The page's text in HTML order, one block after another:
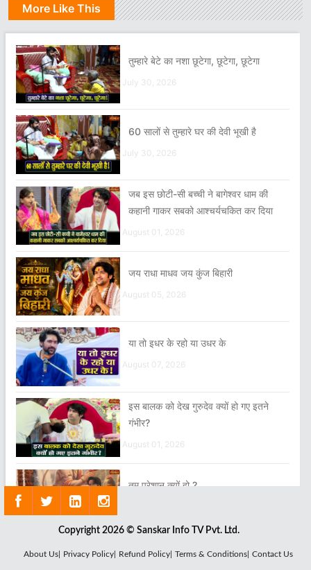
More Like This
तुम्हारे बेटे का नशा छूटेगा, छूटेगा, छूटेगा
July 30, 2026
60 सालों से तुम्हारे घर की देवी भूखी है
July 30, 2026
जब इस छोटी-सी बच्ची ने बागेश्वर धाम की
कहानी गाकर सबको आश्चर्यचकित कर दिया
August 01, 2026
जय राधा माधव जय कुंज बिहारी
August 05, 2026
या तो इधर के रहो या उधर के
August 07, 2026
इस बालक को देख गुरुदेव क्यों हो गए इतने
गंभीर?
August 01, 2026
तुम परेशान क्यों हो ?
Copyright 2026 © Sanskar Info TV Pvt. Ltd.
About Us| Privacy Policy| Refund Policy| Terms & Conditions| Contact Us